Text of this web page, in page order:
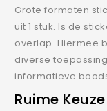
Grote formaten
uit 1 stuk. Is de
overlap. Hiermee
diverse
informatieve
Ruime